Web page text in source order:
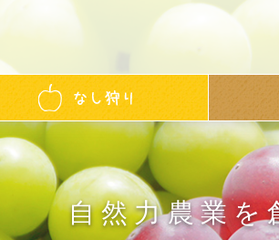
自然力農業を